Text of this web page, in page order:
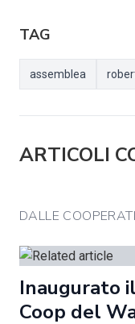
TAG
assemblea
ARTICOLI
DALLE
Inaugurato
Coop del